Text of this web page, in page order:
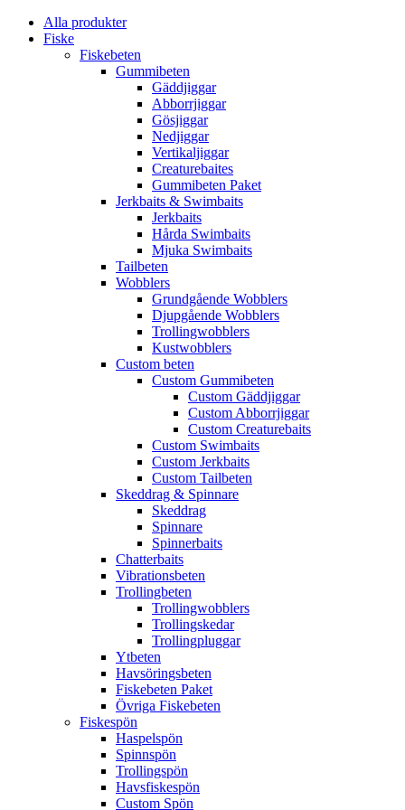
Alla produkter
Fiske
Fiskebeten
Gummibeten
Gäddjiggar
Abborrjiggar
Gösjiggar
Nedjiggar
Vertikaljiggar
Creaturebaites
Gummibeten Paket
Jerkbaits & Swimbaits
Jerkbaits
Hårda Swimbaits
Mjuka Swimbaits
Tailbeten
Wobblers
Grundgående Wobblers
Djupgående Wobblers
Trollingwobblers
Kustwobblers
Custom beten
Custom Gummibeten
Custom Gäddjiggar
Custom Abborrjiggar
Custom Creaturebaits
Custom Swimbaits
Custom Jerkbaits
Custom Tailbeten
Skeddrag & Spinnare
Skeddrag
Spinnare
Spinnerbaits
Chatterbaits
Vibrationsbeten
Trollingbeten
Trollingwobblers
Trollingskedar
Trollingpluggar
Ytbeten
Havsöringsbeten
Fiskebeten Paket
Övriga Fiskebeten
Fiskespön
Haspelspön
Spinnspön
Trollingspön
Havsfiskespön
Custom Spön